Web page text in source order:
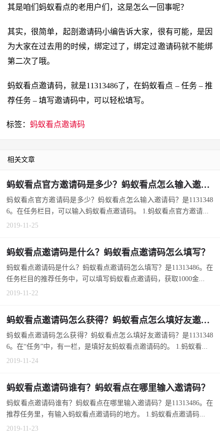
其是咱们蚂蚁看点的老用户们，这是怎么一回事呢？
其实，很简单，起剖邀请码小编告诉大家，很有可能，是因
为大家在过去用的时候，绑定过了，绑定过邀请码就不能绑
第二次了哦。
蚂蚁看点邀请码，就是11313486了，在蚂蚁看点 – 任务 – 推
荐任务 – 填写邀请码中，可以轻松填写。
标签： 蚂蚁看点邀请码
相关文章
蚂蚁看点官方邀请码是多少？蚂蚁看点怎么输入邀请码？
蚂蚁看点官方邀请码是多少？蚂蚁看点怎么输入邀请码？是1131348
6。在任务栏目，可以输入蚂蚁看点邀请码。 1.蚂蚁看点官方邀请...
2019-11-25
蚂蚁看点邀请码是什么？蚂蚁看点邀请码怎么填写？
蚂蚁看点邀请码是什么？蚂蚁看点邀请码怎么填写？是11313486。在
任务栏目的推荐任务中，可以填写蚂蚁看点邀请码，获取1000金...
2019-11-22
蚂蚁看点邀请码怎么获得？蚂蚁看点怎么填好友邀请码？
蚂蚁看点邀请码怎么获得？蚂蚁看点怎么填好友邀请码？是1131348
6。在“任务”中，有一栏，是填好友蚂蚁看点邀请码的。 1.蚂蚁看...
2019-11-24
蚂蚁看点邀请码谁有？蚂蚁看点在哪里输入邀请码？
蚂蚁看点邀请码谁有？蚂蚁看点在哪里输入邀请码？是11313486。在
推荐任务里，有输入蚂蚁看点邀请码的地方。 1.蚂蚁看点邀请码...
2019-11-23